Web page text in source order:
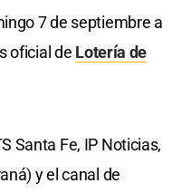
7 de septiembre a
oficial de Lotería de
Santa Fe, IP Noticias,
y el canal de